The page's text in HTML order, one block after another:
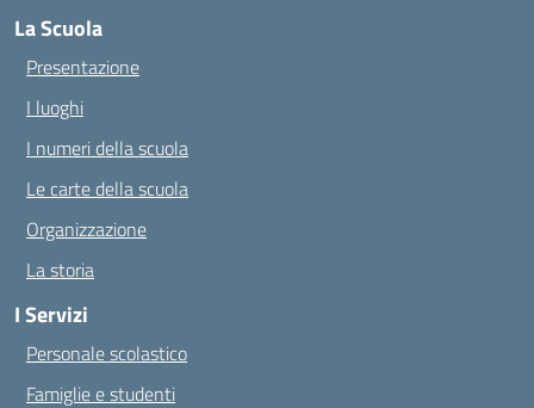
La Scuola
Presentazione
I luoghi
I numeri della scuola
Le carte della scuola
Organizzazione
La storia
I Servizi
Personale scolastico
Famiglie e studenti